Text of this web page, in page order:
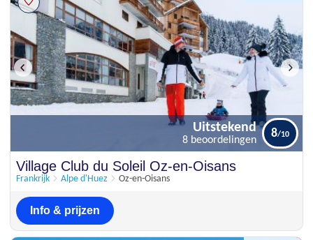
Uitstekend
Village Club du Soleil Oz-en-Oisans
Frankrijk Alpe d'Huez Oz-en-Oisans
Uitstekend
8 beoordelingen
8
Info & prijzen